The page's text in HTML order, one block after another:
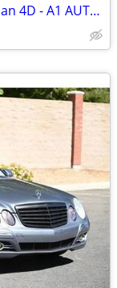
2008 Mercedes-Benz E-Class E 350 Sedan 4D - A1 AUTO WHOLESALE